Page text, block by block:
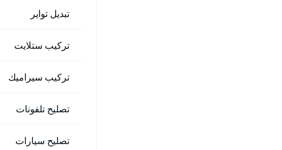
تبديل تواير
تركيب ستلايت
تركيب سيراميك
تصليح تلفونات
تصليح سيارات